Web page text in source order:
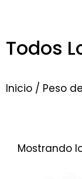
Todos
Inicio / Peso
Mostrando